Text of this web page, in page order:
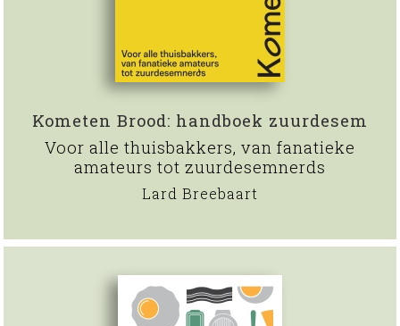
Kometen Brood: handboek zuurdesem
Voor alle thuisbakkers, van fanatieke
amateurs tot zuurdesemnerds
Lard Breebaart